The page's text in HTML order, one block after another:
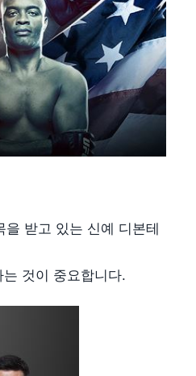
받고 있는 신예 디본테
것이 중요합니다.